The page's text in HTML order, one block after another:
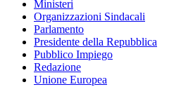
Ministeri
Organizzazioni Sindacali
Parlamento
Presidente della Repubblica
Pubblico Impiego
Redazione
Unione Europea